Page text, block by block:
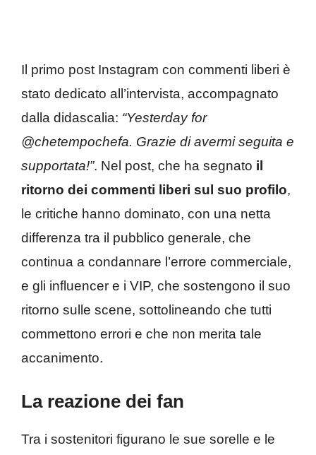
Il primo post Instagram con commenti liberi è
stato dedicato all’intervista, accompagnato
dalla didascalia: “Yesterday for
@chetempochefa. Grazie di avermi seguita e
supportata!”. Nel post, che ha segnato il
ritorno dei commenti liberi sul suo profilo,
le critiche hanno dominato, con una netta
differenza tra il pubblico generale, che
continua a condannare l’errore commerciale,
e gli influencer e i VIP, che sostengono il suo
ritorno sulle scene, sottolineando che tutti
commettono errori e che non merita tale
accanimento.
La reazione dei fan
Tra i sostenitori figurano le sue sorelle e le